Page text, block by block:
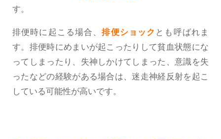
す。
排便時に起こる場合、排便ショック とも呼ばれま
す。排便時にめまいが起こったりして貧血状態にな
ってしまったり、失神しかけてしまった、意識を失
ったなどの経験がある場合は、迷走神経反射を起こ
している可能性が高いです。